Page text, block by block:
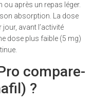
ou après un repas léger.
absorption. La dose
avant l’activité
dose plus faible (5 mg)
compare-
?